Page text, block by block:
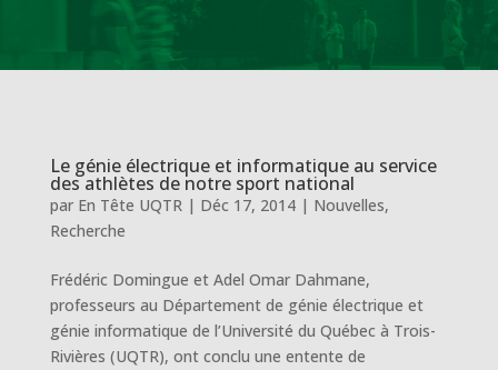
Le génie électrique et informatique au service
des athlètes de notre sport national
par En Tête UQTR| Déc 17, 2014| Nouvelles,
Recherche
Frédéric Domingue et Adel Omar Dahmane,
professeurs au Département de génie électrique et
génie informatique de l’Université du Québec à Trois-
Rivières (UQTR), ont conclu une entente de